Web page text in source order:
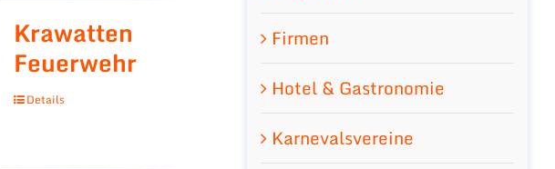
Krawatten
Feuerwehr
Details
Firmen
Hotel & Gastronomie
Karnevalsvereine